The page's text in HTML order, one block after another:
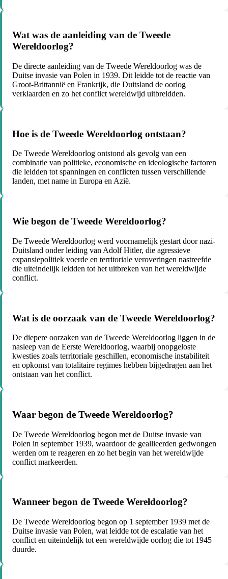
Wat was de aanleiding van de Tweede
Wereldoorlog?
De directe aanleiding van de Tweede Wereldoorlog was de
Duitse invasie van Polen in 1939. Dit leidde tot de reactie van
Groot-Brittannië en Frankrijk, die Duitsland de oorlog
verklaarden en zo het conflict wereldwijd uitbreidden.
Hoe is de Tweede Wereldoorlog ontstaan?
De Tweede Wereldoorlog ontstond als gevolg van een
combinatie van politieke, economische en ideologische factoren
die leidden tot spanningen en conflicten tussen verschillende
landen, met name in Europa en Azië.
Wie begon de Tweede Wereldoorlog?
De Tweede Wereldoorlog werd voornamelijk gestart door nazi-
Duitsland onder leiding van Adolf Hitler, die agressieve
expansiepolitiek voerde en territoriale veroveringen nastreefde
die uiteindelijk leidden tot het uitbreken van het wereldwijde
conflict.
Wat is de oorzaak van de Tweede Wereldoorlog?
De diepere oorzaken van de Tweede Wereldoorlog liggen in de
nasleep van de Eerste Wereldoorlog, waarbij onopgeloste
kwesties zoals territoriale geschillen, economische instabiliteit
en opkomst van totalitaire regimes hebben bijgedragen aan het
ontstaan van het conflict.
Waar begon de Tweede Wereldoorlog?
De Tweede Wereldoorlog begon met de Duitse invasie van
Polen in september 1939, waardoor de geallieerden gedwongen
werden om te reageren en zo het begin van het wereldwijde
conflict markeerden.
Wanneer begon de Tweede Wereldoorlog?
De Tweede Wereldoorlog begon op 1 september 1939 met de
Duitse invasie van Polen, wat leidde tot de escalatie van het
conflict en uiteindelijk tot een wereldwijde oorlog die tot 1945
duurde.